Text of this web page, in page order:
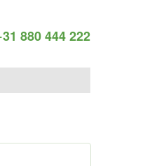
880 444 222